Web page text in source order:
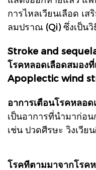
การไหลเวียนเลือด เ
ลมปราณ (Qi) ซึ่งเป็น
Stroke and
โรคหลอดเลือดสมอง
Apoplectic wind
อาการเตือนโรคหลอด
เป็นอาการที่นำมาก่อ
เช่น ปวดศีรษะ วิงเวี
โรคทีตามมาจากโรค